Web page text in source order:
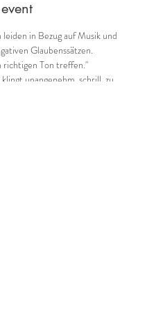
in Bezug auf Musik und
Glaubenssätzen.
richtigen Ton treffen."
unangenehm, schrill, zu